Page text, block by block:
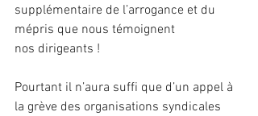
supplémentaire de l’arrogance et du
mépris que nous témoignent
nos dirigeants !
Pourtant il n’aura suffi que d’un appel à
la grève des organisations syndicales